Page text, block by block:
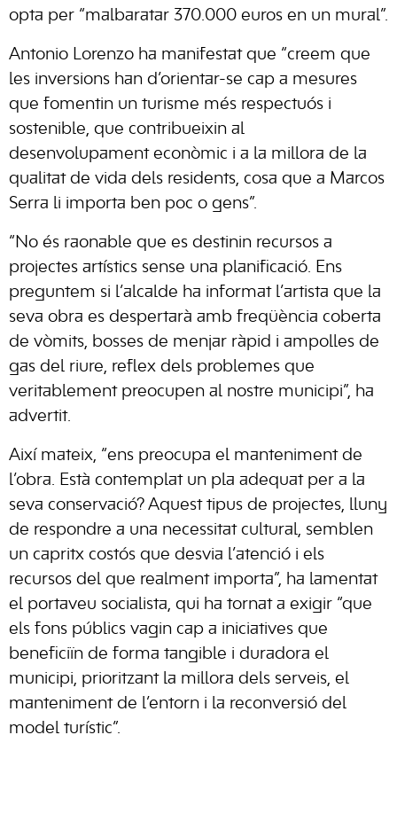
opta per “malbaratar 370.000 euros en un mural”.
Antonio Lorenzo ha manifestat que “creem que
les inversions han d’orientar-se cap a mesures
que fomentin un turisme més respectuós i
sostenible, que contribueixin al
desenvolupament econòmic i a la millora de la
qualitat de vida dels residents, cosa que a Marcos
Serra li importa ben poc o gens”.
“No és raonable que es destinin recursos a
projectes artístics sense una planificació. Ens
preguntem si l’alcalde ha informat l’artista que la
seva obra es despertarà amb freqüència coberta
de vòmits, bosses de menjar ràpid i ampolles de
gas del riure, reflex dels problemes que
veritablement preocupen al nostre municipi”, ha
advertit.
Així mateix, “ens preocupa el manteniment de
l’obra. Està contemplat un pla adequat per a la
seva conservació? Aquest tipus de projectes, lluny
de respondre a una necessitat cultural, semblen
un capritx costós que desvia l’atenció i els
recursos del que realment importa”, ha lamentat
el portaveu socialista, qui ha tornat a exigir “que
els fons públics vagin cap a iniciatives que
beneficiïn de forma tangible i duradora el
municipi, prioritzant la millora dels serveis, el
manteniment de l’entorn i la reconversió del
model turístic”.